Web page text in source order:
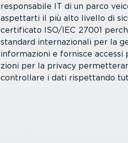
respon­sabile IT di un parco
aspettarti il più alto livello di
certificato ISO/IEC 27001
standard inter­na­zionali per la
infor­ma­zioni e fornisce
zioni per la privacy
controllare i dati rispettando